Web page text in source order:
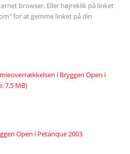
browser. Eller højreklik på linket
for at gemme linket på din
i Bryggen Open i
7,5 MB)
Open i Petanque 2003